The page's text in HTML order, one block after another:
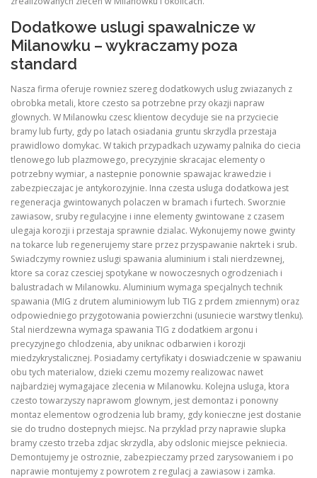
Dodatkowe uslugi spawalnicze w
Milanowku – wykraczamy poza
standard
Nasza firma oferuje rowniez szereg dodatkowych uslug zwiazanych z
obrobka metali, ktore czesto sa potrzebne przy okazji napraw
glownych. W Milanowku czesc klientow decyduje sie na przyciecie
bramy lub furty, gdy po latach osiadania gruntu skrzydla przestaja
prawidlowo domykac. W takich przypadkach uzywamy palnika do ciecia
tlenowego lub plazmowego, precyzyjnie skracajac elementy o
potrzebny wymiar, a nastepnie ponownie spawajac krawedzie i
zabezpieczajac je antykorozyjnie. Inna czesta usluga dodatkowa jest
regeneracja gwintowanych polaczen w bramach i furtech. Sworznie
zawiasow, sruby regulacyjne i inne elementy gwintowane z czasem
ulegaja korozji i przestaja sprawnie dzialac. Wykonujemy nowe gwinty
na tokarce lub regenerujemy stare przez przyspawanie nakrtek i srub.
Swiadczymy rowniez uslugi spawania aluminium i stali nierdzewnej,
ktore sa coraz czesciej spotykane w nowoczesnych ogrodzeniach i
balustradach w Milanowku. Aluminium wymaga specjalnych technik
spawania (MIG z drutem aluminiowym lub TIG z prdem zmiennym) oraz
odpowiedniego przygotowania powierzchni (usuniecie warstwy tlenku).
Stal nierdzewna wymaga spawania TIG z dodatkiem argonu i
precyzyjnego chlodzenia, aby uniknac odbarwien i korozji
miedzykrystalicznej. Posiadamy certyfikaty i doswiadczenie w spawaniu
obu tych materialow, dzieki czemu mozemy realizowac nawet
najbardziej wymagajace zlecenia w Milanowku. Kolejna usluga, ktora
czesto towarzyszy naprawom glownym, jest demontaz i ponowny
montaz elementow ogrodzenia lub bramy, gdy konieczne jest dostanie
sie do trudno dostepnych miejsc. Na przyklad przy naprawie slupka
bramy czesto trzeba zdjac skrzydla, aby odslonic miejsce pekniecia.
Demontujemy je ostroznie, zabezpieczamy przed zarysowaniem i po
naprawie montujemy z powrotem z regulacj a zawiasow i zamka.